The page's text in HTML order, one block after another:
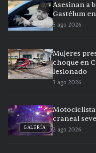
Asesinan a
Gastélum
5 ago 2026
Mujeres
choque en
lesionado
3 ago 2026
GALERÍA
Motociclista
craneal
2 ago 2026